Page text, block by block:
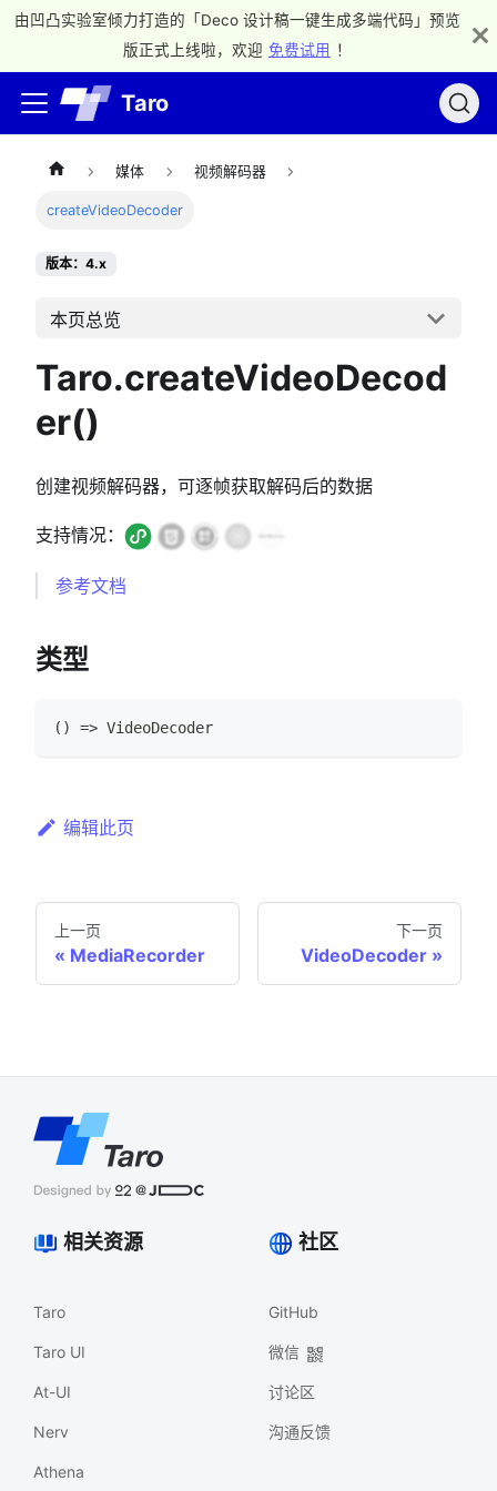
由凹凸实验室倾力打造的「Deco 设计稿一键生成多端代码」预览
版正式上线啦，欢迎 免费试用 ！
Taro
媒体 视频解码器
createVideoDecoder
版本：4.x
本页总览
Taro.createVideoDecod
er()
创建视频解码器，可逐帧获取解码后的数据
支持情况：
参考文档
类型
( ) => VideoDecoder
编辑此页
上一页
MediaRecorder
下一页
VideoDecoder
相关资源
Taro
Taro UI
At-UI
Nerv
Athena
社区
GitHub
微信
讨论区
沟通反馈